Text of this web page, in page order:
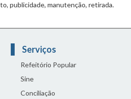
publicidade, manutenção, retirada.
Serviços
Refeitório Popular
Sine
Conciliação